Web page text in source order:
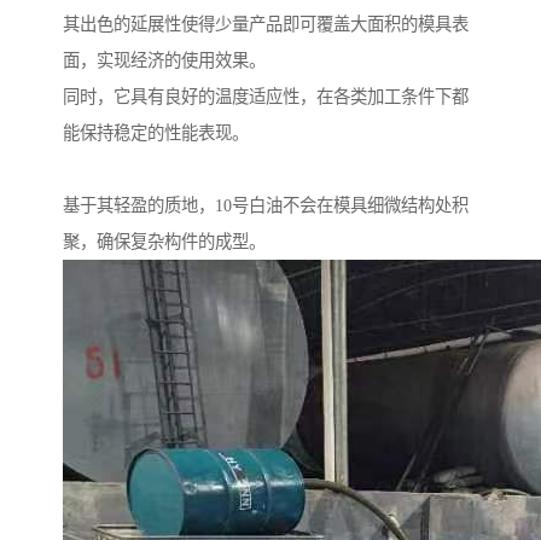
其出色的延展性使得少量产品即可覆盖大面积的模具表
面，实现经济的使用效果。
同时，它具有良好的温度适应性，在各类加工条件下都
能保持稳定的性能表现。
基于其轻盈的质地，10号白油不会在模具细微结构处积
聚，确保复杂构件的成型。